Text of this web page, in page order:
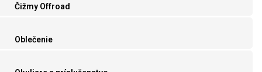
Čižmy Offroad
Oblečenie